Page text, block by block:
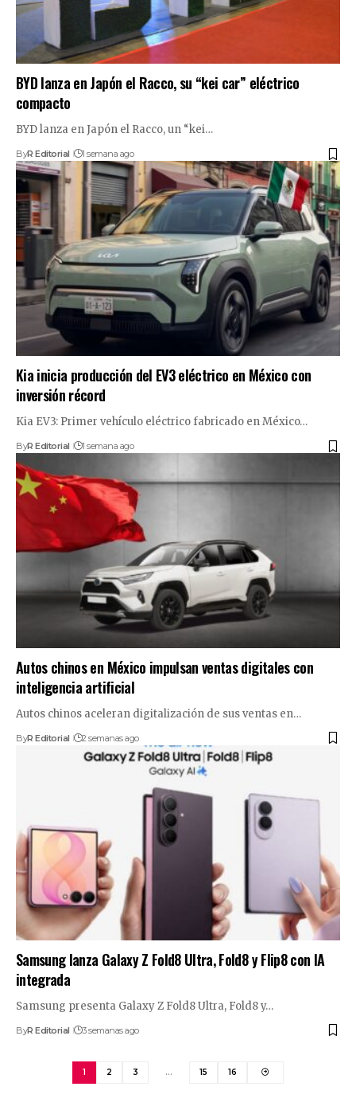
BYD lanza en Japón el Racco, su “kei car” eléctrico
compacto
BYD lanza en Japón el Racco, un “kei…
ByR Editorial 1 semana ago
Kia inicia producción del EV3 eléctrico en México con
inversión récord
Kia EV3: Primer vehículo eléctrico fabricado en México…
ByR Editorial 1 semana ago
Autos chinos en México impulsan ventas digitales con
inteligencia artificial
Autos chinos aceleran digitalización de sus ventas en…
ByR Editorial 2 semanas ago
Samsung lanza Galaxy Z Fold8 Ultra, Fold8 y Flip8 con IA
integrada
Samsung presenta Galaxy Z Fold8 Ultra, Fold8 y…
ByR Editorial 3 semanas ago
1 2 3 … 15 16